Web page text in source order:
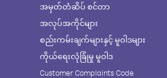
အမှတ်တံဆိပ် စင်တာ
အလုပ်အကိုင်များ
စည်းကမ်းချက်များနှင့် မူဝါဒများ
ကိုယ်ရေးလုံခြုံမှု မူဝါဒ
Customer Complaints Code